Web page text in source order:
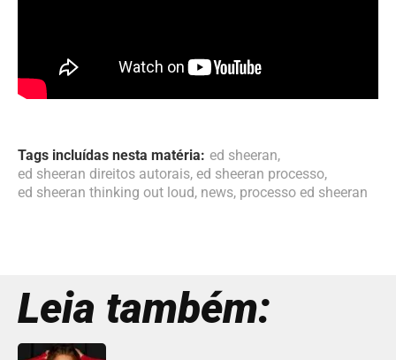
Tags incluídas nesta matéria: ed sheeran,
ed sheeran direitos autorais, ed sheeran processo,
ed sheeran thinking out loud, news, processo ed sheeran
Leia também: